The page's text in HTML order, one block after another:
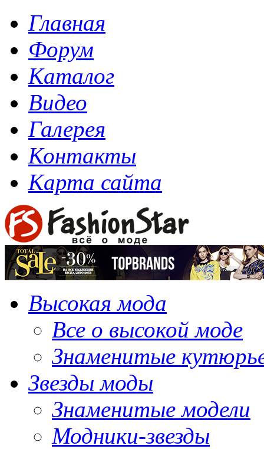
Главная
Форум
Каталог
Видео
Галерея
Контакты
Карта сайта
Высокая мода
Все о высокой моде
Знаменитые
Звезды моды
Знаменитые модели
Модники-звезды